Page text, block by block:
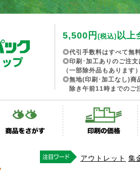
5,500円 (税込)以上
◎代引手数料はすべて無
◎印刷･加工ありのご注文
（一部除外品もあります
◎無地(印刷･加工なし)商
除き午前11時までのご
アウトレット 集